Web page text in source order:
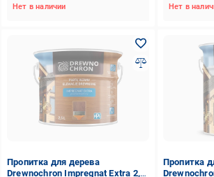
Нет в наличии Нет в
Пропитка для дерева
Drewnochron Impregnat Extra 2,5
Пропитка